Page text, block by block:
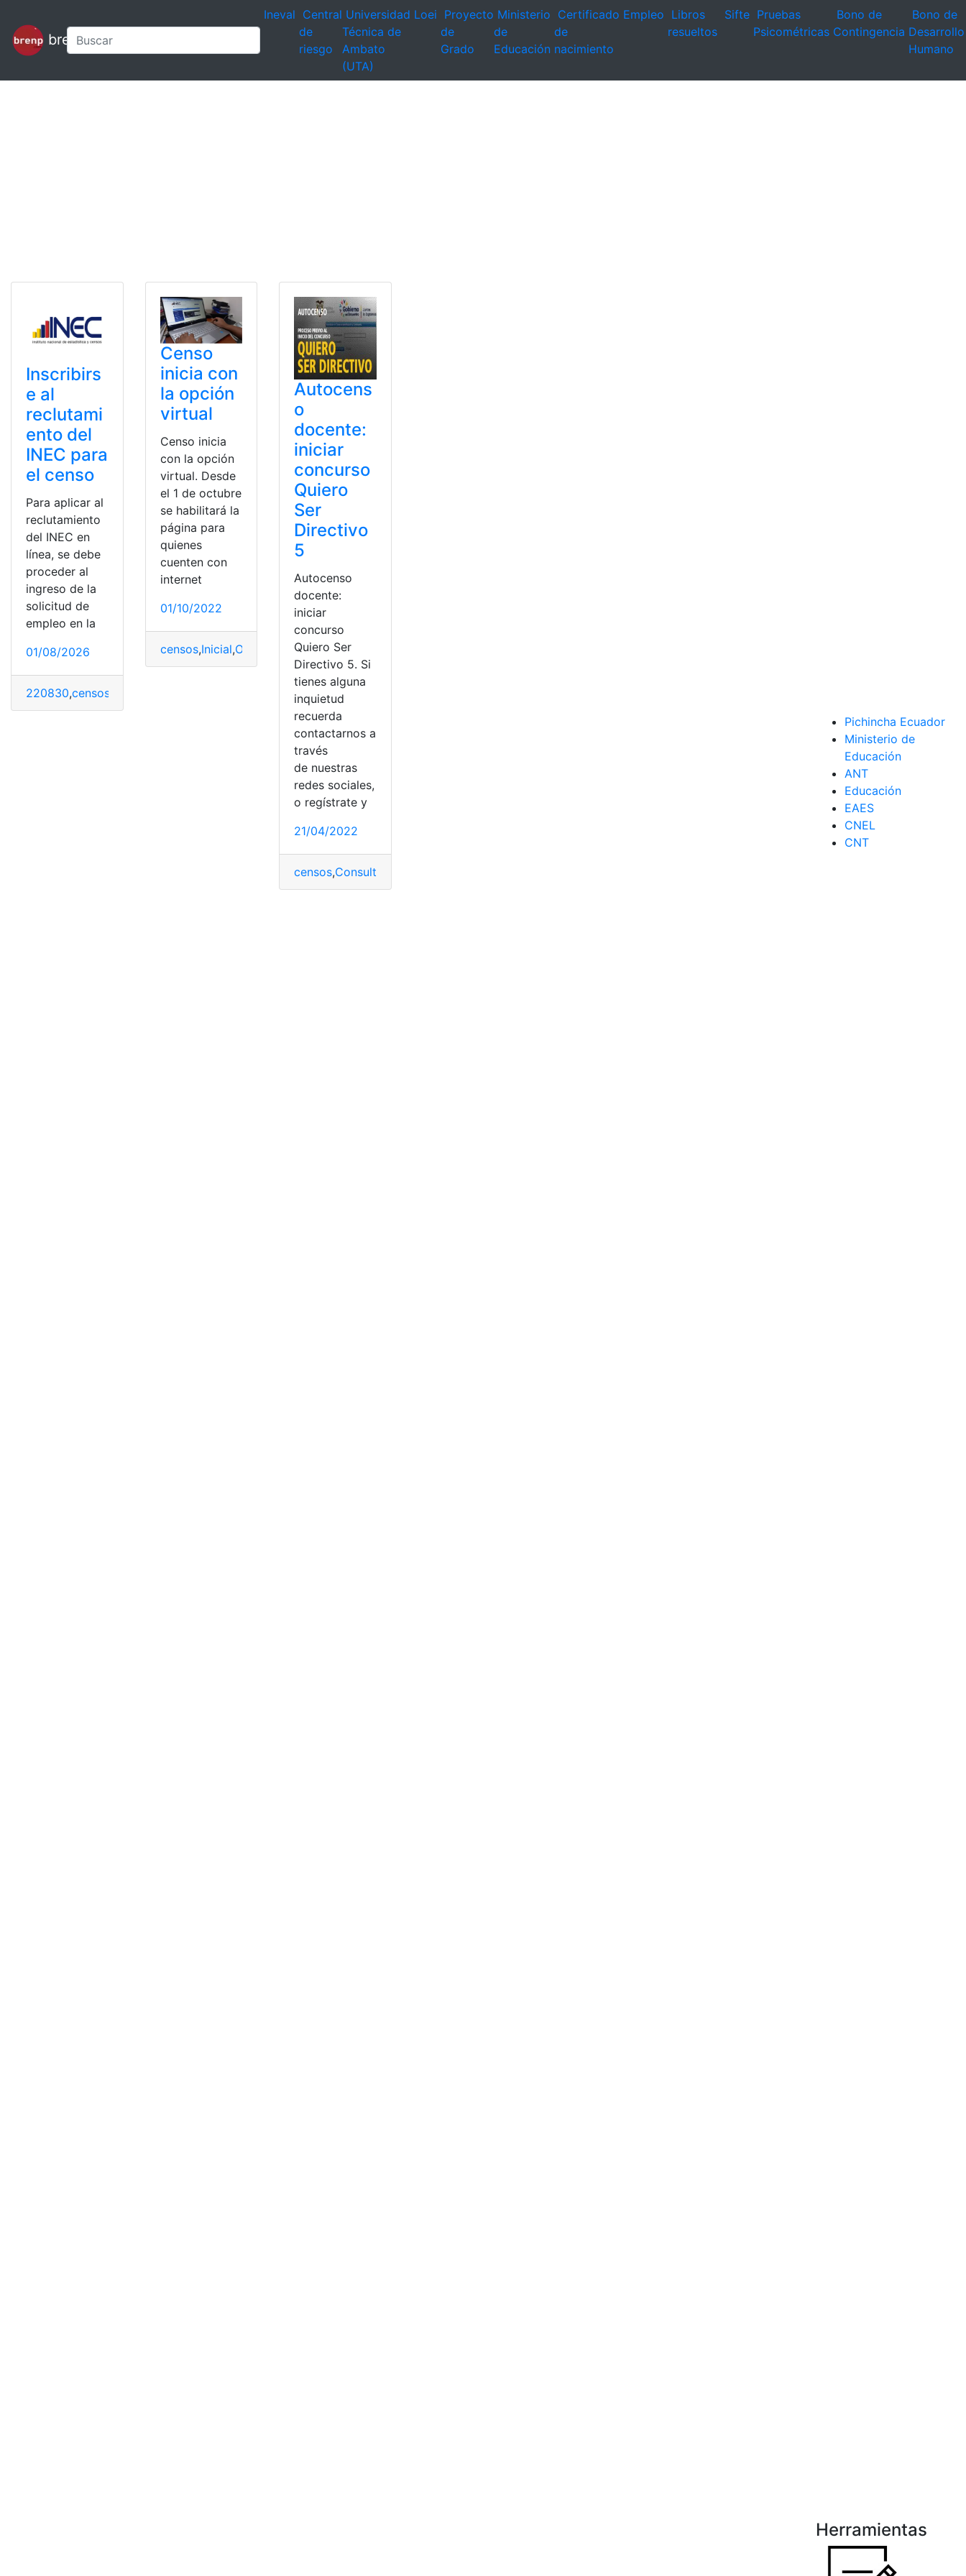
brenp
Ineval Central
de
riesgo
Universidad
Técnica de
Ambato
(UTA)
Loei Proyecto
de
Grado
Ministerio
de
Educación
Certificado
de
nacimiento
Empleo Libros
resueltos
Sifte Pruebas
Psicométricas
Bono de
Contingencia
Bono de
Desarrollo
Humano
Inscribirs
e al
reclutami
ento del
INEC para
el censo
Para aplicar al
reclutamiento
del INEC en
línea, se debe
proceder al
ingreso de la
solicitud de
empleo en la
01/08/2026
220830,censos Instituto nacional de estadística y censos
Censo
inicia con
la opción
virtual
Censo inicia
con la opción
virtual. Desde
el 1 de octubre
se habilitará la
página para
quienes
cuenten con
internet
01/10/2022
censos,Inicial,Opción Página web,virtuales
Autocens
o
docente:
iniciar
concurso
Quiero
Ser
Directivo
5
Autocenso
docente:
iniciar
concurso
Quiero Ser
Directivo 5. Si
tienes alguna
inquietud
recuerda
contactarnos a
través
de nuestras
redes sociales,
o regístrate y
21/04/2022
censos,Consulta
Pichincha Ecuador
Ministerio de
Educación
ANT
Educación
EAES
CNEL
CNT
Herramientas